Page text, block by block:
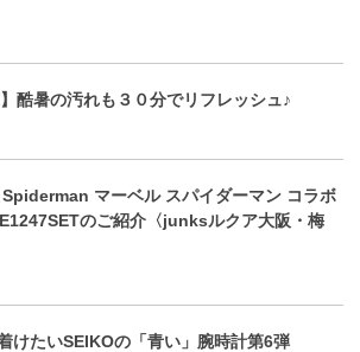
酷暑の汚れも３０分でリフレッシュ♪
Spiderman マーベル スパイダーマン コラボ
のご紹介〈junksルクア大阪・梅
けたいSEIKOの「青い」腕時計第6弾